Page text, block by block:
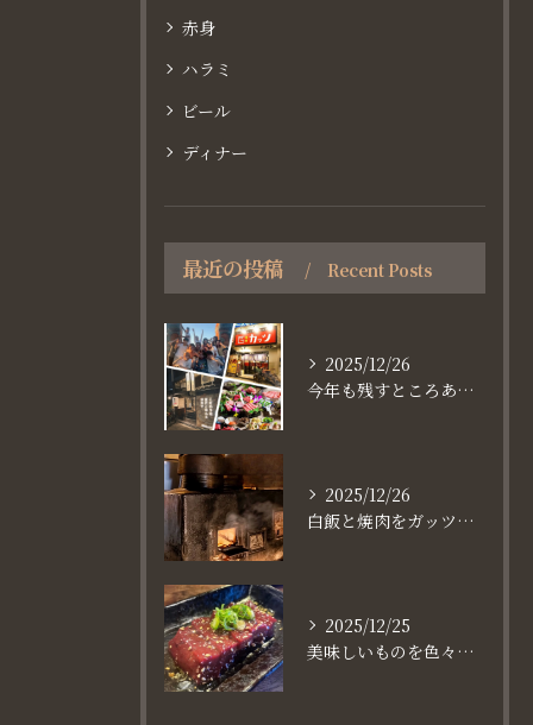
赤身
ハラミ
ビール
ディナー
最近の投稿 Recent Posts
2025/12/26
今年も残すところあと、6日。
2025/12/26
白飯と焼肉をガッツり食べたいなら
2025/12/25
美味しいものを色々楽しめるのが #お店で焼肉